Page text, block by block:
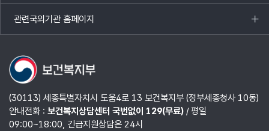
열기
관련국외기관 홈페이지
목록
열기
(30113) 세종특별자치시 도움4로 13 보건복지부 (정부세종청사 10동)
안내전화 : 보건복지상담센터 국번없이 129(무료)/ 평일
09:00~18:00, 긴급지원상담은 24시